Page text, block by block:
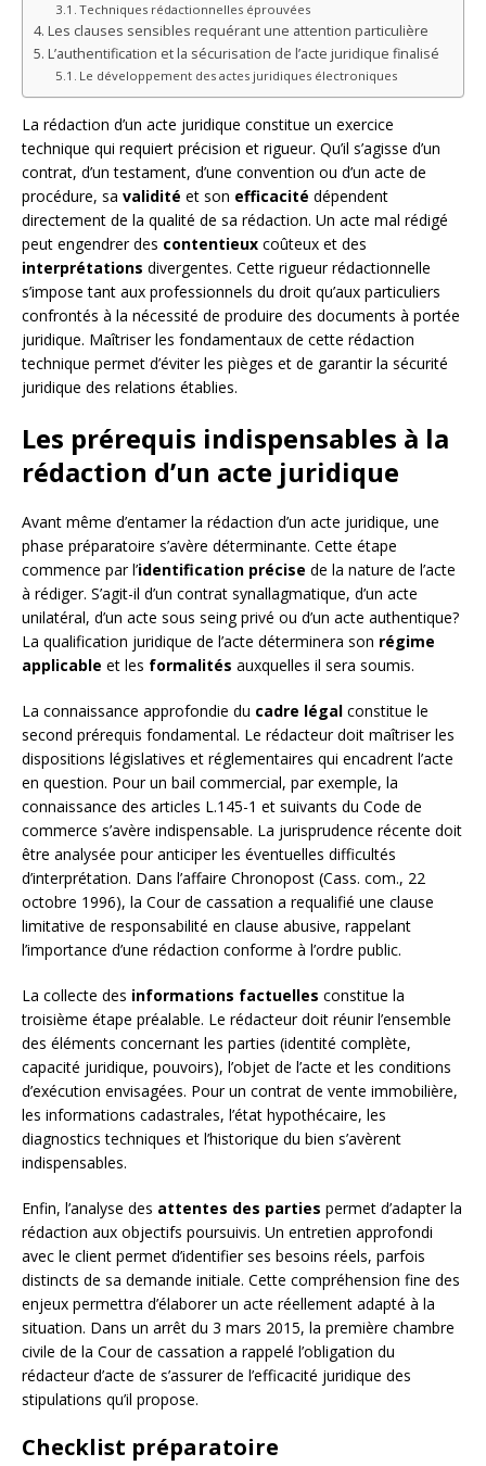
Techniques rédactionnelles éprouvées
Les clauses sensibles requérant une attention particulière
L’authentification et la sécurisation de l’acte juridique finalisé
Le développement des actes juridiques électroniques
La rédaction d’un acte juridique constitue un exercice
technique qui requiert précision et rigueur. Qu’il s’agisse d’un
contrat, d’un testament, d’une convention ou d’un acte de
procédure, sa validité et son efficacité dépendent
directement de la qualité de sa rédaction. Un acte mal rédigé
peut engendrer des contentieux coûteux et des
interprétations divergentes. Cette rigueur rédactionnelle
s’impose tant aux professionnels du droit qu’aux particuliers
confrontés à la nécessité de produire des documents à portée
juridique. Maîtriser les fondamentaux de cette rédaction
technique permet d’éviter les pièges et de garantir la sécurité
juridique des relations établies.
Les prérequis indispensables à la
rédaction d’un acte juridique
Avant même d’entamer la rédaction d’un acte juridique, une
phase préparatoire s’avère déterminante. Cette étape
commence par l’identification précise de la nature de l’acte
à rédiger. S’agit-il d’un contrat synallagmatique, d’un acte
unilatéral, d’un acte sous seing privé ou d’un acte authentique?
La qualification juridique de l’acte déterminera son régime
applicable et les formalités auxquelles il sera soumis.
La connaissance approfondie du cadre légal constitue le
second prérequis fondamental. Le rédacteur doit maîtriser les
dispositions législatives et réglementaires qui encadrent l’acte
en question. Pour un bail commercial, par exemple, la
connaissance des articles L.145-1 et suivants du Code de
commerce s’avère indispensable. La jurisprudence récente doit
être analysée pour anticiper les éventuelles difficultés
d’interprétation. Dans l’affaire Chronopost (Cass. com., 22
octobre 1996), la Cour de cassation a requalifié une clause
limitative de responsabilité en clause abusive, rappelant
l’importance d’une rédaction conforme à l’ordre public.
La collecte des informations factuelles constitue la
troisième étape préalable. Le rédacteur doit réunir l’ensemble
des éléments concernant les parties (identité complète,
capacité juridique, pouvoirs), l’objet de l’acte et les conditions
d’exécution envisagées. Pour un contrat de vente immobilière,
les informations cadastrales, l’état hypothécaire, les
diagnostics techniques et l’historique du bien s’avèrent
indispensables.
Enfin, l’analyse des attentes des parties permet d’adapter la
rédaction aux objectifs poursuivis. Un entretien approfondi
avec le client permet d’identifier ses besoins réels, parfois
distincts de sa demande initiale. Cette compréhension fine des
enjeux permettra d’élaborer un acte réellement adapté à la
situation. Dans un arrêt du 3 mars 2015, la première chambre
civile de la Cour de cassation a rappelé l’obligation du
rédacteur d’acte de s’assurer de l’efficacité juridique des
stipulations qu’il propose.
Checklist préparatoire